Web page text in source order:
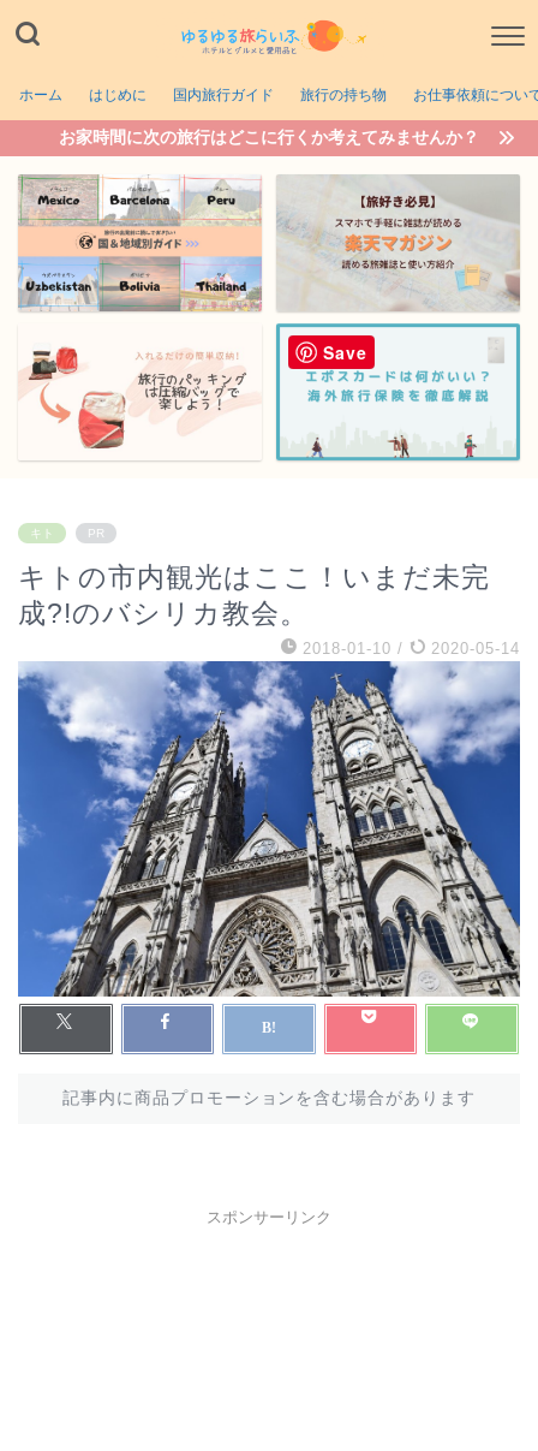
ホーム はじめに 国内旅行ガイド 旅行の持ち物 お仕事依頼につい
お家時間に次の旅行はどこに行くか考えてみませんか？
キト PR
キトの市内観光はここ！いまだ未完
成?!のバシリカ教会。
2018-01-10 / 2020-05-14
記事内に商品プロモーションを含む場合があります
スポンサーリンク
Save